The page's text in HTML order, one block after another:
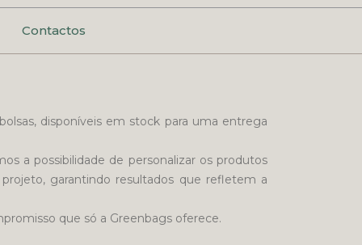
Contactos
disponíveis em stock para uma entrega
a possibilidade de personalizar os produtos
garantindo resultados que refletem a
que só a Greenbags oferece.